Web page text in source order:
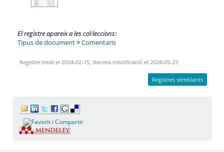
El registre apareix a les col·leccions:
Tipus de document>Comentaris
Registre creat el 2024-02-15, darrera modificació el 2024-05-23
Registres semblants